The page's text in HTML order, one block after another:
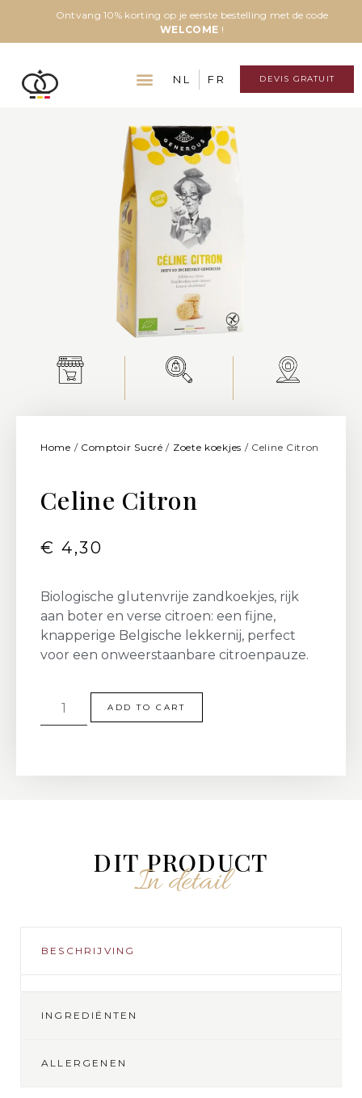
Ontvang 10% korting op je eerste bestelling met de code
WELCOME !
NL FR DEVIS GRATUIT
Home / Comptoir Sucré / Zoete koekjes / Celine Citron
Celine Citron
€ 4,30
Biologische glutenvrije zandkoekjes, rijk
aan boter en verse citroen: een fijne,
knapperige Belgische lekkernij, perfect
voor een onweerstaanbare citroenpauze.
ADD TO CART
DIT PRODUCT
In detail
BESCHRIJVING
INGREDIËNTEN
ALLERGENEN